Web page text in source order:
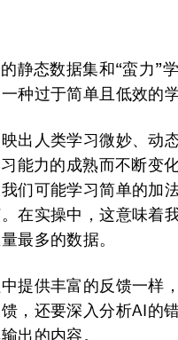
静态数据集和“蛮力”
种过于简单且低效的学
出人类学习微妙、动
能力的成熟而不断变
们可能学习简单的加
在实操中，这意味着
最多的数据。
提供丰富的反馈一样
，还要深入分析AI的
出的内容。